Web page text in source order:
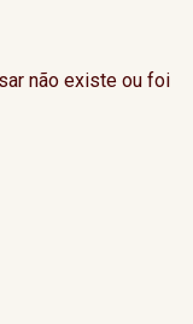
não existe ou foi